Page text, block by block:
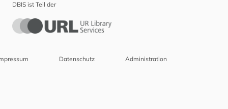
DBIS ist Teil der
Datenschutz Administration